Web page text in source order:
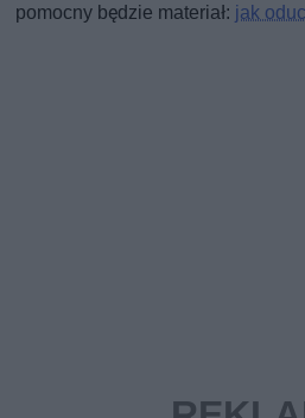
pomocny będzie materiał: jak